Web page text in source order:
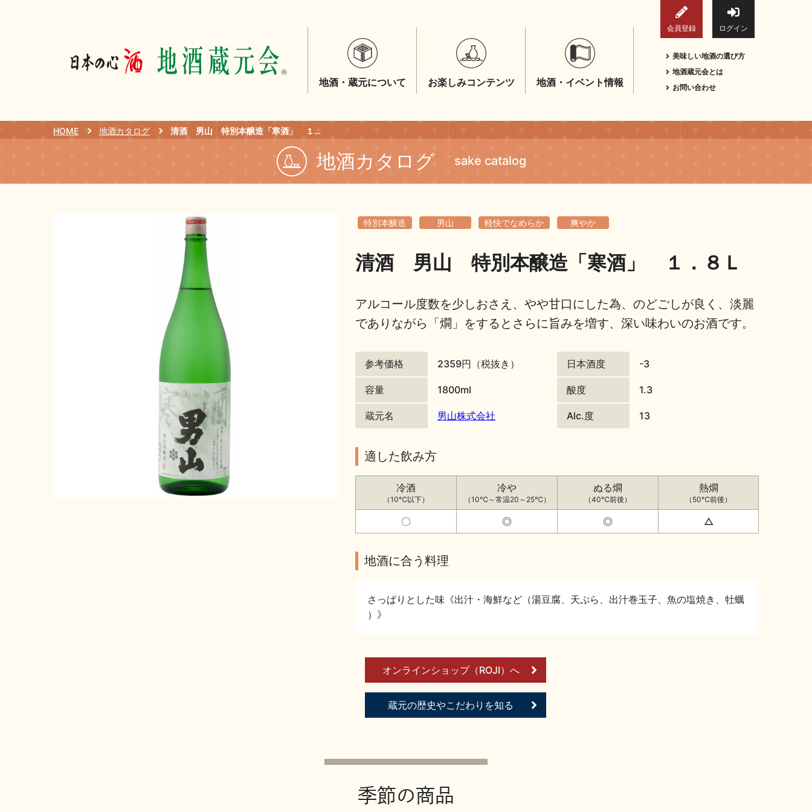
会員登録 ログイン
地酒・蔵元について お楽しみコンテンツ 地酒・イベント情報
美味しい地酒の選び方
地酒蔵元会とは
お問い合わせ
HOME 地酒カタログ 清酒 男山 特別本醸造「寒酒」 １．８Ｌ
地酒カタログ sake catalog
特別本醸造 男山 軽快でなめらか 爽やか
清酒 男山 特別本醸造「寒酒」 １．８Ｌ
アルコール度数を少しおさえ、やや甘口にした為、のどごしが良く、淡麗
でありながら「燗」をするとさらに旨みを増す、深い味わいのお酒です。
参考価格 2359円（税抜き）
容量 1800ml
蔵元名 男山株式会社
日本酒度 -3
酸度 1.3
Alc.度 13
適した飲み方
冷酒
（10℃以下）
冷や
（10℃～常温20～25℃）
ぬる燗
（40℃前後）
熱燗
（50℃前後）
〇 ◎ ◎ △
地酒に合う料理
さっぱりとした味《出汁・海鮮など（湯豆腐、天ぷら、出汁巻玉子、魚の塩焼き、牡蠣
）》
オンラインショップ（ROJI）へ
蔵元の歴史やこだわりを知る
季節の商品